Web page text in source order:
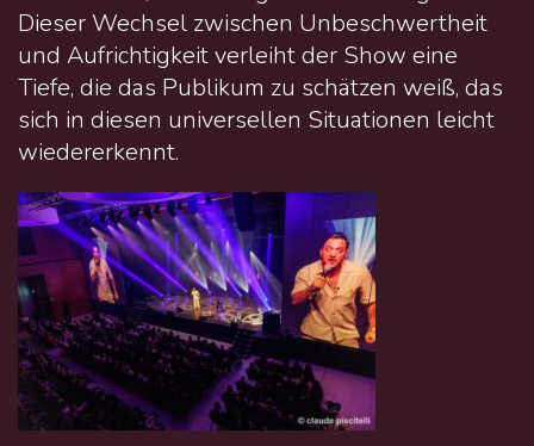
Dieser Wechsel zwischen Unbeschwertheit
und Aufrichtigkeit verleiht der Show eine
Tiefe, die das Publikum zu schätzen weiß, das
sich in diesen universellen Situationen leicht
wiedererkennt.